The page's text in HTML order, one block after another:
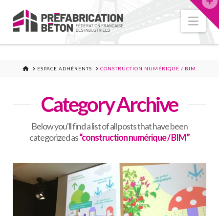
ACCUEIL
ESPACE ADHÉRENTS CONSTRUCTION NUMÉRIQUE / BIM
Category Archive
Below you'll find a list of all posts that have been
categorized as“construction numérique / BIM”